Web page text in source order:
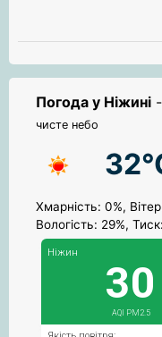
Погода у Ніжині -
чисте небо
Хмарність: 0%,
Вологість: 29%,